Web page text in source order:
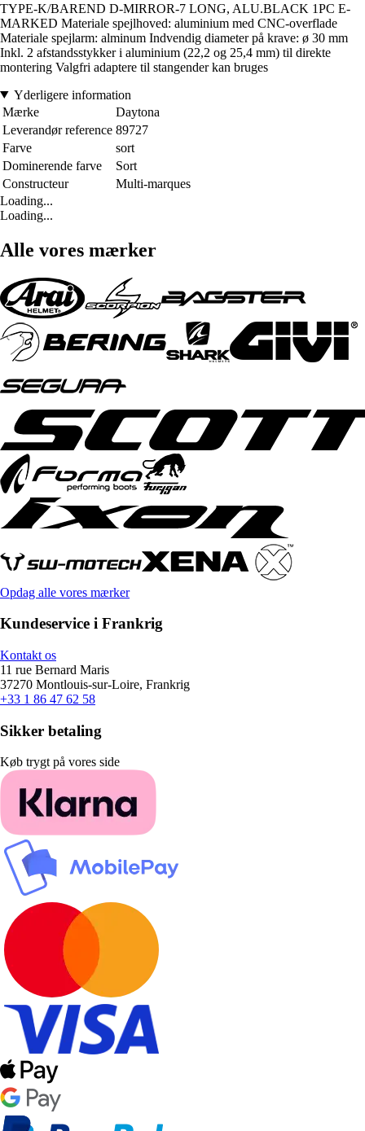
TYPE-K/BAREND D-MIRROR-7 LONG, ALU.BLACK 1PC E-
MARKED Materiale spejlhoved: aluminium med CNC-overflade
Materiale spejlarm: alminum Indvendig diameter på krave: ø 30 mm
Inkl. 2 afstandsstykker i aluminium (22,2 og 25,4 mm) til direkte
montering Valgfri adaptere til stangender kan bruges
Yderligere information
Mærke
Daytona
Leverandør reference 89727
Farve
sort
Dominerende farve
Sort
Constructeur
Multi-marques
Loading...
Loading...
Alle vores mærker
Opdag alle vores mærker
Kundeservice i Frankrig
Kontakt os
11 rue Bernard Maris
37270 Montlouis-sur-Loire, Frankrig
+33 1 86 47 62 58
Sikker betaling
Køb trygt på vores side